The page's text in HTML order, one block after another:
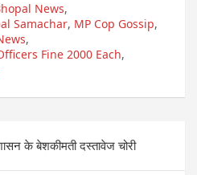
News,
Samachar, MP Cop Gossip,
,
Fine 2000 Each,
के बेशकीमती दस्तावेज चोरी